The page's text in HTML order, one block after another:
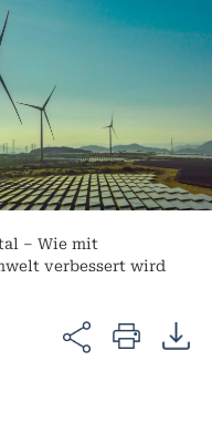
– Wie mit
verbessert wird